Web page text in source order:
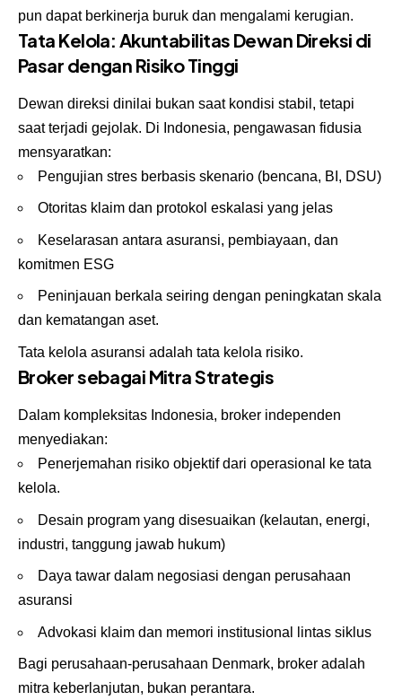
pun dapat berkinerja buruk dan mengalami kerugian.
Tata Kelola: Akuntabilitas Dewan Direksi di
Pasar dengan Risiko Tinggi
Dewan direksi dinilai bukan saat kondisi stabil, tetapi
saat terjadi gejolak. Di Indonesia, pengawasan fidusia
mensyaratkan:
Pengujian stres berbasis skenario (bencana, BI, DSU)
Otoritas klaim dan protokol eskalasi yang jelas
Keselarasan antara asuransi, pembiayaan, dan
komitmen ESG
Peninjauan berkala seiring dengan peningkatan skala
dan kematangan aset.
Tata kelola asuransi adalah tata kelola risiko.
Broker sebagai Mitra Strategis
Dalam kompleksitas Indonesia, broker independen
menyediakan:
Penerjemahan risiko objektif dari operasional ke tata
kelola.
Desain program yang disesuaikan (kelautan, energi,
industri, tanggung jawab hukum)
Daya tawar dalam negosiasi dengan perusahaan
asuransi
Advokasi klaim dan memori institusional lintas siklus
Bagi perusahaan-perusahaan Denmark, broker adalah
mitra keberlanjutan, bukan perantara.